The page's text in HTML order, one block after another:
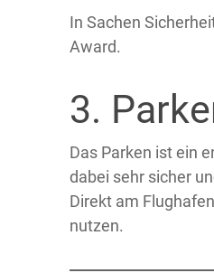
In Sachen
Award.
3.
Das Parken ist ein
dabei sehr sicher
Direkt am
nutzen.